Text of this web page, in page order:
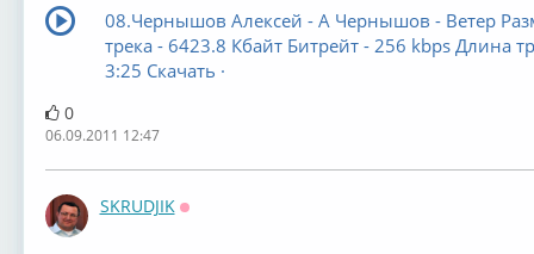
08.Чернышов Алексей - А Чернышов - Ветер
трека - 6423.8 Кбайт Битрейт - 256 kbps Длина
3:25 Скачать ·
0
06.09.2011 12:47
SKRUDJIK